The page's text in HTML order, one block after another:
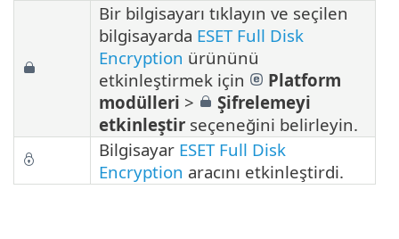
Bir bilgisayarı tıklayın ve seçilen
bilgisayarda ESET Full Disk
Encryption ürününü
etkinleştirmek için
Platform
modülleri >
Şifrelemeyi
etkinleştir seçeneğini belirleyin.
Bilgisayar ESET Full Disk
Encryption aracını etkinleştirdi.